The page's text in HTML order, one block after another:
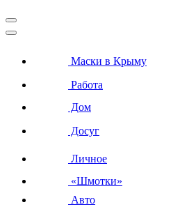
Маски в Крыму
Работа
Дом
Досуг
Личное
«Шмотки»
Авто